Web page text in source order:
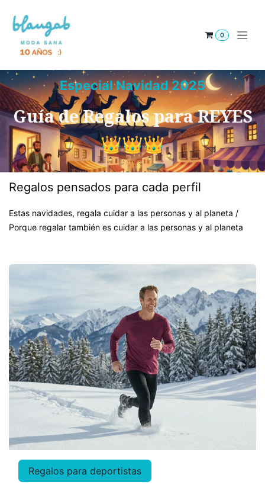
0
Especial Navidad 2025
Guía de Regalos para REYES
👑👑👑​
Regalos pensados para cada perfil
Estas navidades, regala cuidar a las personas y al planeta /
Porque regalar también es cuidar a las personas y al planeta
Regalos para deportistas